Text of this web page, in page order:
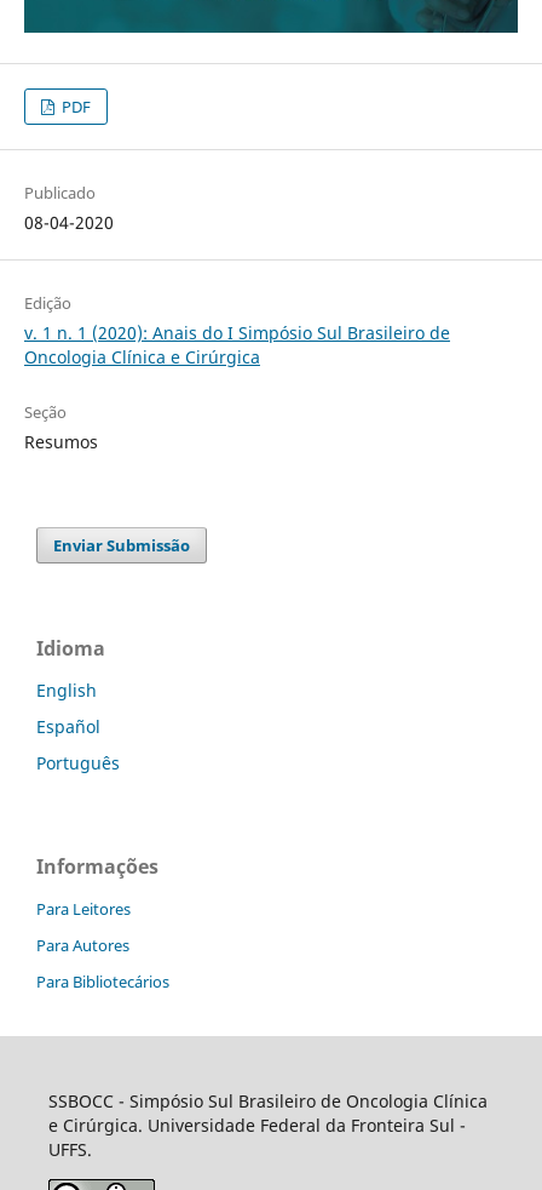
PDF
Publicado
08-04-2020
Edição
v. 1 n. 1 (2020): Anais do I Simpósio Sul Brasileiro de
Oncologia Clínica e Cirúrgica
Seção
Resumos
Enviar Submissão
Idioma
English
Español
Português
Informações
Para Leitores
Para Autores
Para Bibliotecários
SSBOCC - Simpósio Sul Brasileiro de Oncologia Clínica
e Cirúrgica. Universidade Federal da Fronteira Sul -
UFFS.